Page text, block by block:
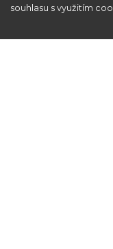
souhlasu s využitím